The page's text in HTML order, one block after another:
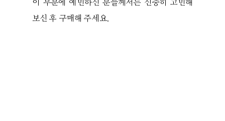
이 부분에 예민하신 분들께서는 신중히 고민해
보신 후 구매해 주세요.